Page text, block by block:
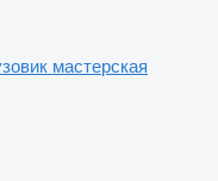
мастерская